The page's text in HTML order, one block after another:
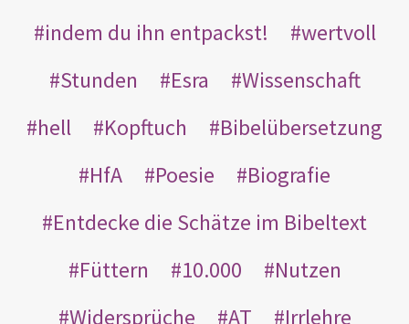
indem du ihn entpackst!
wertvoll
Stunden
Esra
Wissenschaft
hell
Kopftuch
Bibelübersetzung
HfA
Poesie
Biografie
Entdecke die Schätze im Bibeltext
Füttern
10.000
Nutzen
Widersprüche
AT
Irrlehre